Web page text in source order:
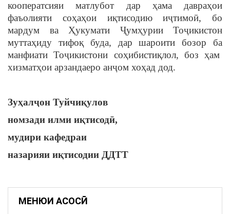
кооператсияи матлубот дар ҳама давраҳои
фаъолияти соҳаҳои иқтисодию иҷтимоӣ, бо
мардум ва Ҳукумати Ҷумҳурии Тоҷикистон
муттаҳиду тифоқ буда, дар шароити бозор ба
манфиати Тоҷикистони соҳибистиқлол, боз ҳам
хизматҳои арзандаеро анҷом хоҳад дод.
Зуҳалҷон Туйчиқулов
номзади илми иқтисодӣ,
мудири кафедраи
назарияи иқтисодии ДДТТ
МЕНЮИ АСОСӢ